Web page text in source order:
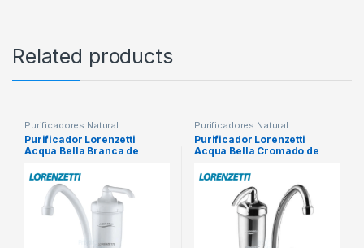
Related products
Purificadores Natural
Purificador Lorenzetti
Acqua Bella Branca de
INMETRO CODIGO: 7411817
Purificadores Natural
Purificador Lorenzetti
Acqua Bella Cromado de